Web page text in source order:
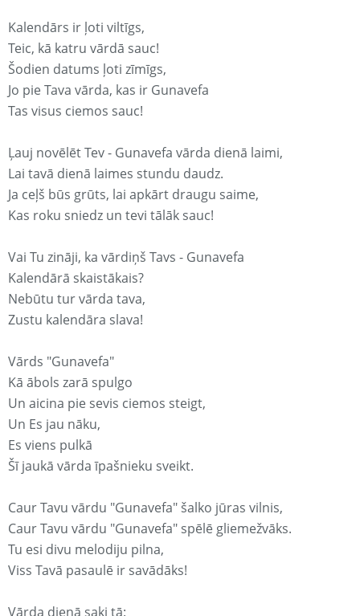
Kalendārs ir ļoti viltīgs,
Teic, kā katru vārdā sauc!
Šodien datums ļoti zīmīgs,
Jo pie Tava vārda, kas ir Gunavefa
Tas visus ciemos sauc!
Ļauj novēlēt Tev - Gunavefa vārda dienā laimi,
Lai tavā dienā laimes stundu daudz.
Ja ceļš būs grūts, lai apkārt draugu saime,
Kas roku sniedz un tevi tālāk sauc!
Vai Tu zināji, ka vārdiņš Tavs - Gunavefa
Kalendārā skaistākais?
Nebūtu tur vārda tava,
Zustu kalendāra slava!
Vārds "Gunavefa"
Kā ābols zarā spulgo
Un aicina pie sevis ciemos steigt,
Un Es jau nāku,
Es viens pulkā
Šī jaukā vārda īpašnieku sveikt.
Caur Tavu vārdu "Gunavefa" šalko jūras vilnis,
Caur Tavu vārdu "Gunavefa" spēlē gliemežvāks.
Tu esi divu melodiju pilna,
Viss Tavā pasaulē ir savādāks!
Vārda dienā saki tā: